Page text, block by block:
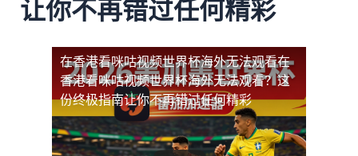
让你不再错过任何精彩
在香港看咪咕视频世界杯海外无法观看在
香港看咪咕视频世界杯海外无法观看？这
份终极指南让你不再错过任何精彩